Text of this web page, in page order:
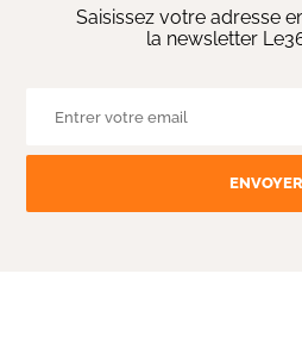
Saisissez votre adresse
la newsletter
ENVOYER